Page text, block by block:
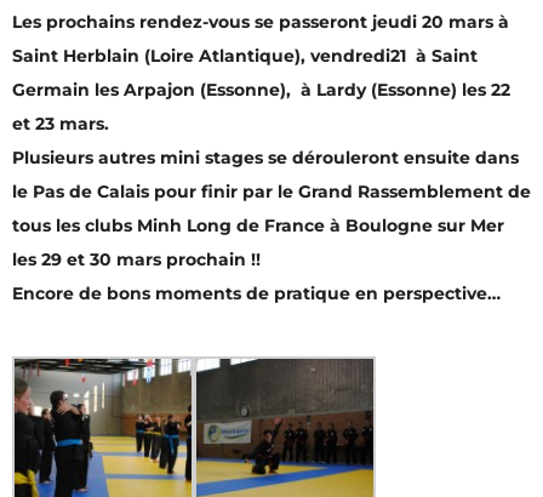
Les prochains rendez-vous se passeront jeudi 20 mars à
Saint Herblain (Loire Atlantique), vendredi21 à Saint
Germain les Arpajon (Essonne), à Lardy (Essonne) les 22
et 23 mars.
Plusieurs autres mini stages se dérouleront ensuite dans
le Pas de Calais pour finir par le Grand Rassemblement de
tous les clubs Minh Long de France à Boulogne sur Mer
les 29 et 30 mars prochain !!
Encore de bons moments de pratique en perspective…